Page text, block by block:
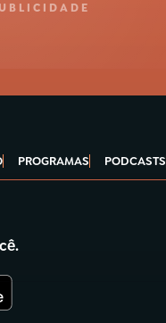
PROGRAMAS PODCASTS